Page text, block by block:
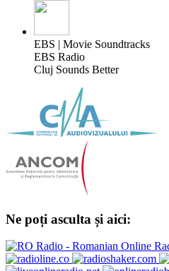
EBS | Movie Soundtracks
EBS Radio
Cluj Sounds Better
Ne poți asculta și aici: